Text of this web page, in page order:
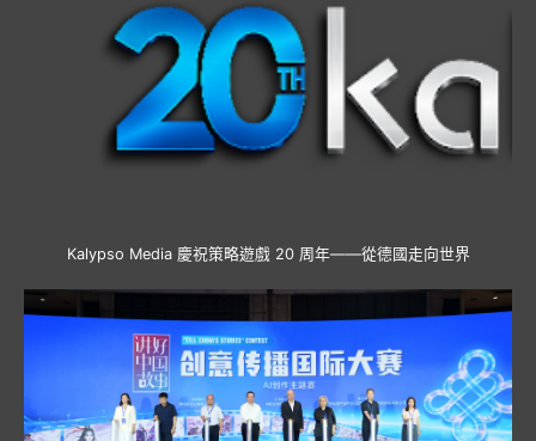
Kalypso Media 慶祝策略遊戲 20 周年——從德國走向世界